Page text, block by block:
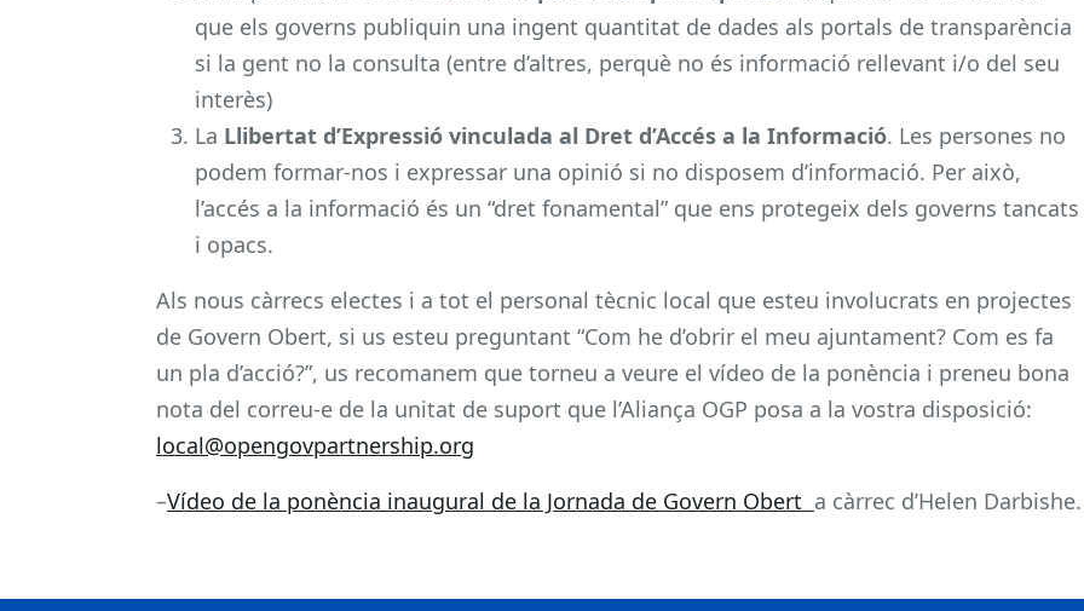
que els governs publiquin una ingent quantitat de dades als portals de transparència
si la gent no la consulta (entre d’altres, perquè no és informació rellevant i/o del seu
interès)
La Llibertat d’Expressió vinculada al Dret d’Accés a la Informació. Les persones no
podem formar-nos i expressar una opinió si no disposem d’informació. Per això,
l’accés a la informació és un “dret fonamental” que ens protegeix dels governs tancats
i opacs.
Als nous càrrecs electes i a tot el personal tècnic local que esteu involucrats en projectes
de Govern Obert, si us esteu preguntant “Com he d’obrir el meu ajuntament? Com es fa
un pla d’acció?”, us recomanem que torneu a veure el vídeo de la ponència i preneu bona
nota del correu-e de la unitat de suport que l’Aliança OGP posa a la vostra disposició:
local@opengovpartnership.org
–Vídeo de la ponència inaugural de la Jornada de Govern Obert a càrrec d’Helen Darbishe.